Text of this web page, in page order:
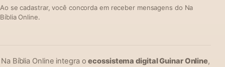
Ao se cadastrar, você concorda em receber mensagens do Na
Bíblia Online.
Na Bíblia Online integra oecossistema digital Guinar Online,